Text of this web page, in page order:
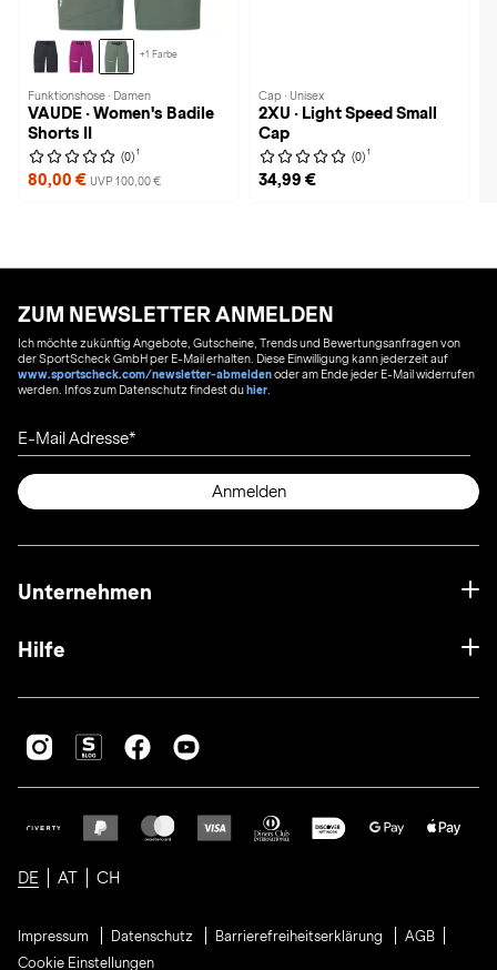
+1 Farbe
Funktionshose · Damen
VAUDE · Women's Badile
Shorts II
(0) 1
80,00 € UVP 100,00 €
Cap · Unisex
2XU · Light Speed Small
Cap
(0) 1
34,99 €
ZUM NEWSLETTER ANMELDEN
Ich möchte zukünftig Angebote, Gutscheine, Trends und Bewertungsanfragen von
der SportScheck GmbH per E-Mail erhalten. Diese Einwilligung kann jederzeit auf
www.sportscheck.com/newsletter-abmeldenoder am Ende jeder E-Mail widerrufen
werden. Infos zum Datenschutz findest duhier
E-Mail Adresse
Anmelden
Unternehmen
Hilfe
DE AT CH
Impressum Datenschutz Barrierefreiheitserklärung
AGB
Cookie Einstellungen